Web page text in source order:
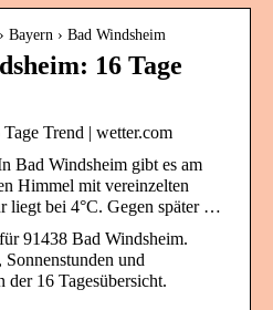
› Bad Windsheim
16 Tage
Trend | wetter.com
Bad Windsheim gibt es am
Himmel mit vereinzelten
liegt bei 4°C. Gegen später …
91438 Bad Windsheim.
Sonnenstunden und
16 Tagesübersicht.